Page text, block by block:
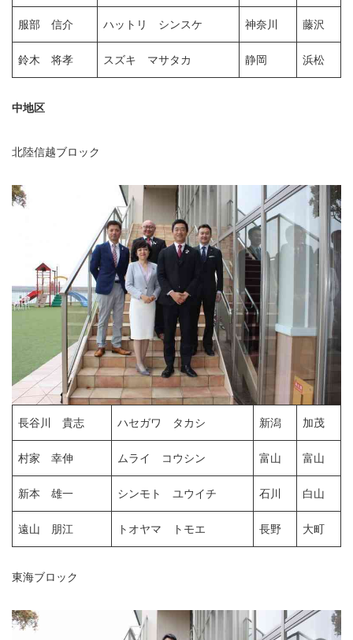
服部 信介 ハットリ シンスケ 神奈川 藤沢
鈴木 将孝 スズキ マサタカ 静岡 浜松
中地区
北陸信越ブロック
長谷川 貴志 ハセガワ タカシ 新潟 加茂
村家 幸伸 ムライ コウシン 富山 富山
新本 雄一 シンモト ユウイチ 石川 白山
遠山 朋江 トオヤマ トモエ 長野 大町
東海ブロック